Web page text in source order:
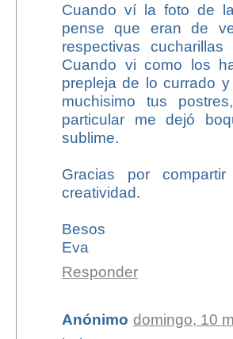
Cuando ví la foto de
pense que eran de
respectivas
Cuando vi como los
prepleja de lo currado
muchisimo tus
particular me dejó
sublime.
Gracias por
creatividad.
Besos
Eva
Responder
Anónimo domingo, 10